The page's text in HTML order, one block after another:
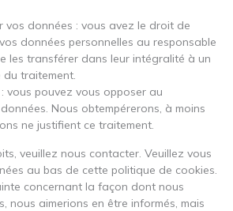
vos données : vous avez le droit de
données personnelles au responsable
les transférer dans leur intégralité à un
traitement.
vous pouvez vous opposer au
Nous obtempérerons, à moins
ne justifient ce traitement.
veuillez nous contacter. Veuillez vous
au bas de cette politique de cookies.
concernant la façon dont nous
nous aimerions en être informés, mais